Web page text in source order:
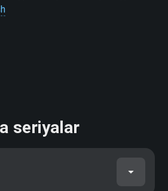
условий, которые
seriyalar